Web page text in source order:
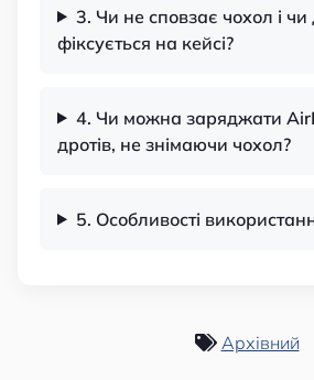
3. Чи не сповзає чохол і чи
фіксується на кейсі?
4. Чи можна заряджати
дротів, не знімаючи чохол?
5. Особливості
Архівний